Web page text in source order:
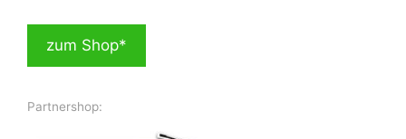
zum Shop*
Partnershop: